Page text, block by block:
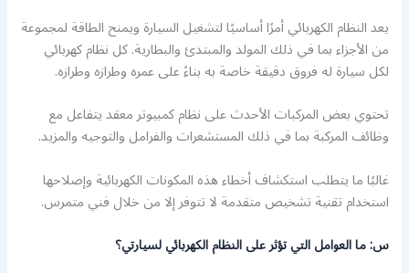
يعد النظام الكهربائي أمرًا أساسيًا لتشغيل السيارة ويمنح الطاقة لمجموعة
من الأجزاء بما في ذلك المولد والمبتدئ والبطارية. كل نظام كهربائي
لكل سيارة له فروق دقيقة خاصة به بناءً على عمره وطرازه وطرازه.
تحتوي بعض المركبات الأحدث على نظام كمبيوتر معقد يتفاعل مع
وظائف المركبة بما في ذلك المستشعرات والفرامل والتوجيه والمزيد.
غالبًا ما يتطلب استكشاف أخطاء هذه المكونات الكهربائية وإصلاحها
استخدام تقنية تشخيص متقدمة لا تتوفر إلا من خلال فني متمرس.
س: ما العوامل التي تؤثر على النظام الكهربائي لسيارتي؟